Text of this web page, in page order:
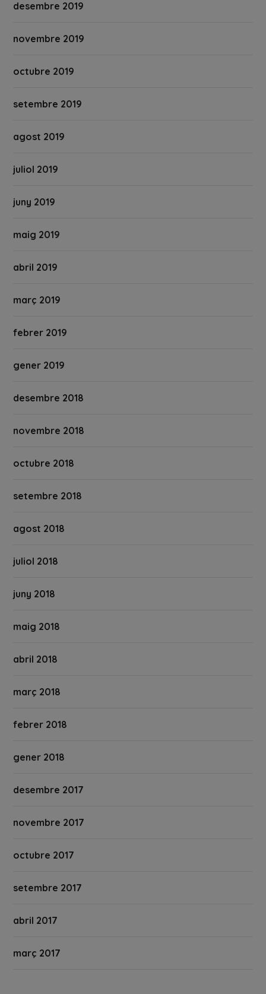
desembre 2019
novembre 2019
octubre 2019
setembre 2019
agost 2019
juliol 2019
juny 2019
maig 2019
abril 2019
març 2019
febrer 2019
gener 2019
desembre 2018
novembre 2018
octubre 2018
setembre 2018
agost 2018
juliol 2018
juny 2018
maig 2018
abril 2018
març 2018
febrer 2018
gener 2018
desembre 2017
novembre 2017
octubre 2017
setembre 2017
abril 2017
març 2017